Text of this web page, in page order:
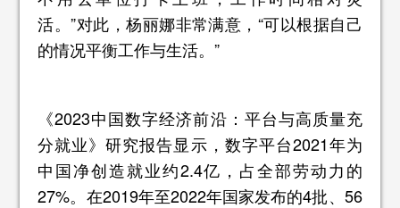
活。”对此，杨丽娜非常满意，“可以根据自己
的情况平衡工作与生活。”
《2023中国数字经济前沿：平台与高质量充
分就业》研究报告显示，数字平台2021年为
中国净创造就业约2.4亿，占全部劳动力的
27%。在2019年至2022年国家发布的4批、56